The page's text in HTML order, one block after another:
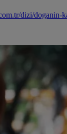
dizi/doganin-